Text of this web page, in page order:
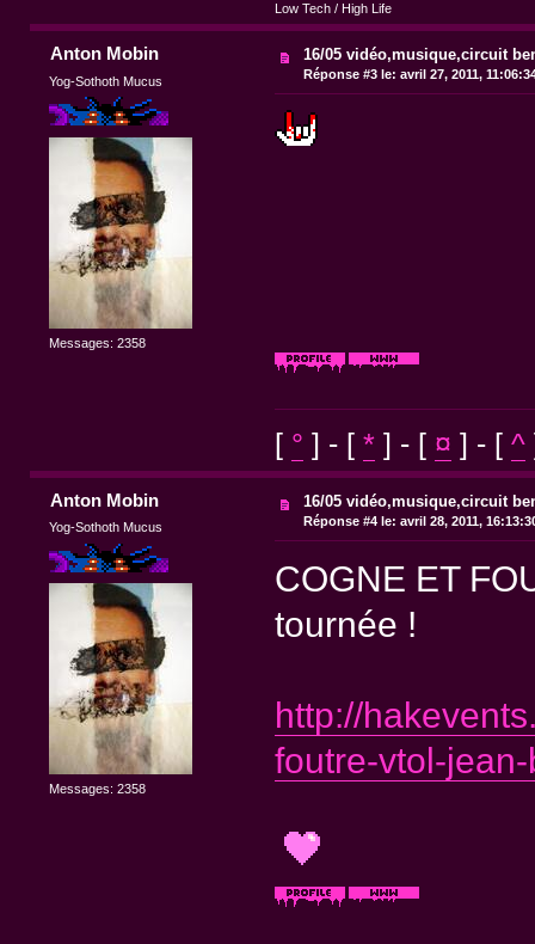
Low Tech / High Life
Anton Mobin
Yog-Sothoth Mucus
Messages: 2358
16/05 vidéo,musique,circuit
Réponse #3 le: avril 27, 2011,
[ ° ] - [ *] - [ ¤ ] - [ ^
Anton Mobin
Yog-Sothoth Mucus
Messages: 2358
16/05 vidéo,musique,circuit
Réponse #4 le: avril 28, 2011,
COGNE ET
tournée !
http://
foutre-vtol-